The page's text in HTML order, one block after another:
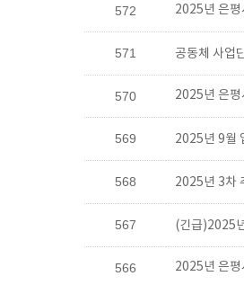
572 2025년 은평
571 공동체 사업
570 2025년 은평
569 2025년 9월
568 2025년 3차
567 (긴급)2025
566 2025년 은평